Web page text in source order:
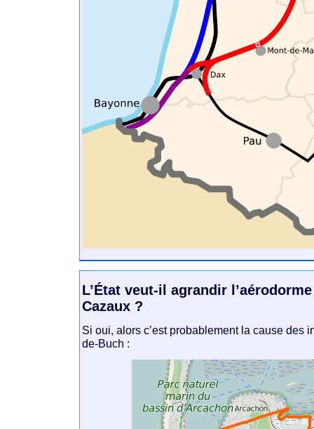
L’État veut-il agrandir
Cazaux ?
Si oui, alors c’est probablement la cause des
de-Buch :